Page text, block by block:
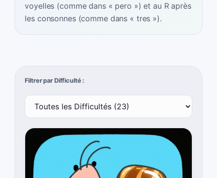
voyelles (comme dans « pero ») et au R après
les consonnes (comme dans « tres »).
Filtrer par Difficulté :